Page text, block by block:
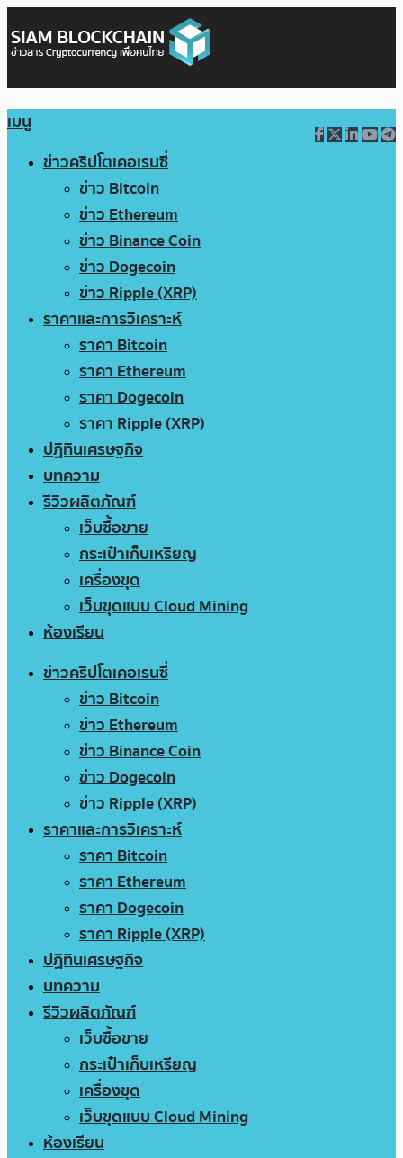
เมนู
ข่าวคริปโตเคอเรนซี่
ข่าว Bitcoin
ข่าว Ethereum
ข่าว Binance Coin
ข่าว Dogecoin
ข่าว Ripple (XRP)
ราคาและการวิเคราะห์
ราคา Bitcoin
ราคา Ethereum
ราคา Dogecoin
ราคา Ripple (XRP)
ปฏิทินเศรษฐกิจ
บทความ
รีวิวผลิตภัณฑ์
เว็บซื้อขาย
กระเป๋าเก็บเหรียญ
เครื่องขุด
เว็บขุดแบบ Cloud Mining
ห้องเรียน
ข่าวคริปโตเคอเรนซี่
ข่าว Bitcoin
ข่าว Ethereum
ข่าว Binance Coin
ข่าว Dogecoin
ข่าว Ripple (XRP)
ราคาและการวิเคราะห์
ราคา Bitcoin
ราคา Ethereum
ราคา Dogecoin
ราคา Ripple (XRP)
ปฏิทินเศรษฐกิจ
บทความ
รีวิวผลิตภัณฑ์
เว็บซื้อขาย
กระเป๋าเก็บเหรียญ
เครื่องขุด
เว็บขุดแบบ Cloud Mining
ห้องเรียน